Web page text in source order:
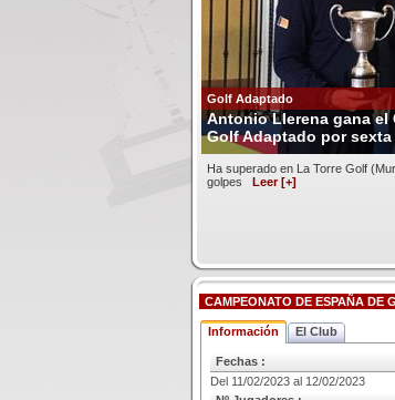
Golf Adaptado
Antonio Llerena gana el
Golf Adaptado por sexta
Ha superado en La Torre Golf
golpes Leer [+]
CAMPEONATO DE ESPAÑA DE
Información El Club
Fechas :
Del 11/02/2023 al 12/02/2023